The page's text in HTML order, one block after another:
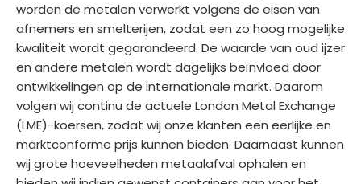
worden de metalen verwerkt volgens de eisen van
afnemers en smelterijen, zodat een zo hoog mogelijke
kwaliteit wordt gegarandeerd. De waarde van oud ijzer
en andere metalen wordt dagelijks beïnvloed door
ontwikkelingen op de internationale markt. Daarom
volgen wij continu de actuele London Metal Exchange
(LME)-koersen, zodat wij onze klanten een eerlijke en
marktconforme prijs kunnen bieden. Daarnaast kunnen
wij grote hoeveelheden metaalafval ophalen en